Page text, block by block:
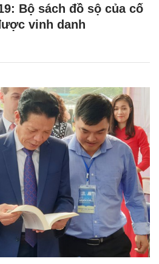
Bộ sách đồ sộ của cố
vinh danh